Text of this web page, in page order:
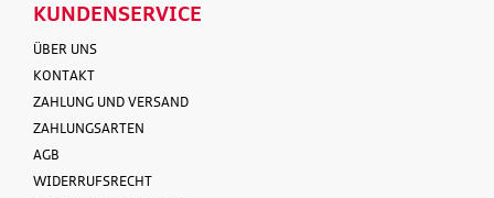
KUNDENSERVICE
ÜBER UNS
KONTAKT
ZAHLUNG UND VERSAND
ZAHLUNGSARTEN
AGB
WIDERRUFSRECHT